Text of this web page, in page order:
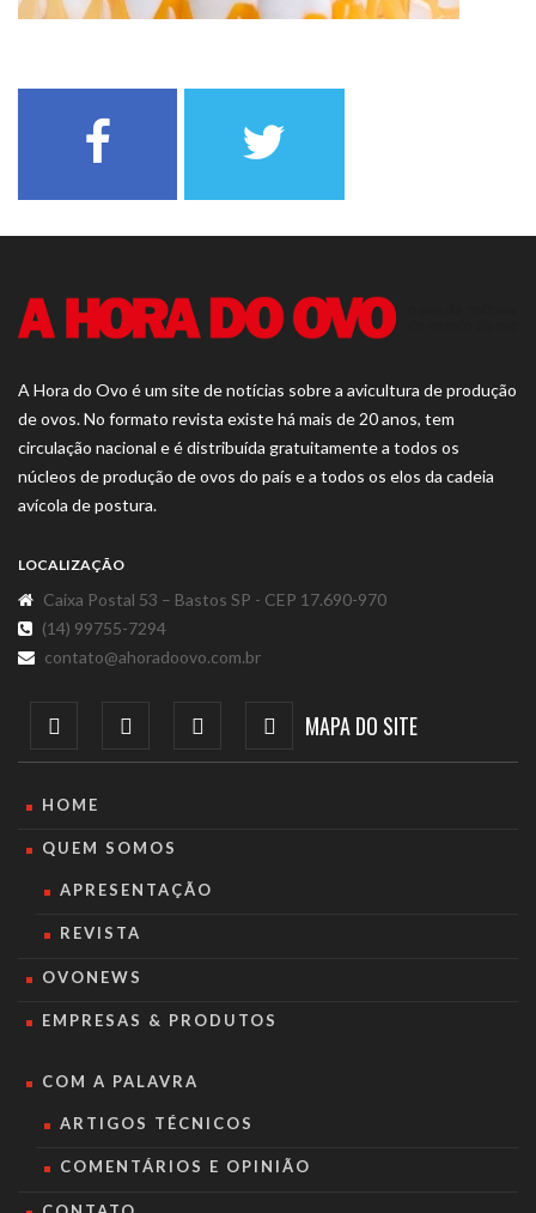
A Hora do Ovo é um site de notícias sobre a avicultura de produção
de ovos. No formato revista existe há mais de 20 anos, tem
circulação nacional e é distribuída gratuitamente a todos os
núcleos de produção de ovos do país e a todos os elos da cadeia
avícola de postura.
LOCALIZAÇÃO
Caixa Postal 53 – Bastos SP - CEP 17.690-970
(14) 99755-7294
contato@ahoradoovo.com.br
MAPA DO SITE
HOME
QUEM SOMOS
APRESENTAÇÃO
REVISTA
OVONEWS
EMPRESAS & PRODUTOS
COM A PALAVRA
ARTIGOS TÉCNICOS
COMENTÁRIOS E OPINIÃO